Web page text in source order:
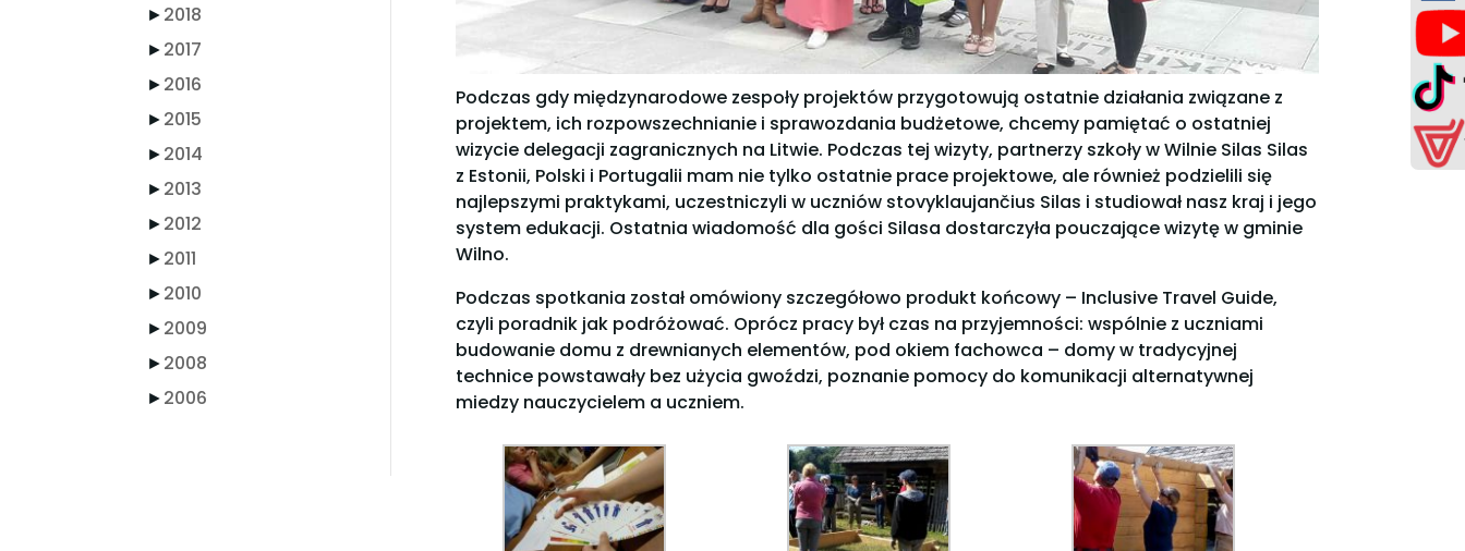
►2018
►2017
►2016
►2015
►2014
►2013
►2012
►2011
►2010
►2009
►2008
►2006
Podczas gdy międzynarodowe zespoły projektów przygotowują ostatnie działania związane z
projektem, ich rozpowszechnianie i sprawozdania budżetowe, chcemy pamiętać o ostatniej
wizycie delegacji zagranicznych na Litwie. Podczas tej wizyty, partnerzy szkoły w Wilnie Silas Silas
z Estonii, Polski i Portugalii mam nie tylko ostatnie prace projektowe, ale również podzielili się
najlepszymi praktykami, uczestniczyli w uczniów stovyklaujančius Silas i studiował nasz kraj i jego
system edukacji. Ostatnia wiadomość dla gości Silasa dostarczyła pouczające wizytę w gminie
Wilno.
Podczas spotkania został omówiony szczegółowo produkt końcowy – Inclusive Travel Guide,
czyli poradnik jak podróżować. Oprócz pracy był czas na przyjemności: wspólnie z uczniami
budowanie domu z drewnianych elementów, pod okiem fachowca – domy w tradycyjnej
technice powstawały bez użycia gwoździ, poznanie pomocy do komunikacji alternatywnej
miedzy nauczycielem a uczniem.